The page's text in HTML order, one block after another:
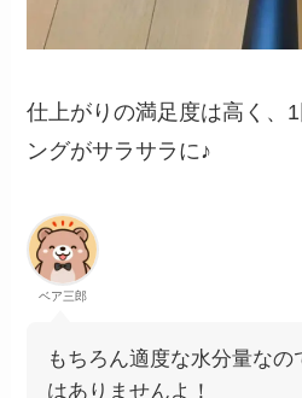
仕上がりの満足度は高く、
ングがサラサラに♪
ベア三郎
もちろん適度な水分量な
はありませんよ！